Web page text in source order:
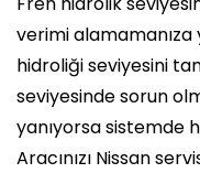
verimi
hidroliği seviyesini
seviyesinde sorun
yanıyorsa sistemde
Aracınızı Nissan